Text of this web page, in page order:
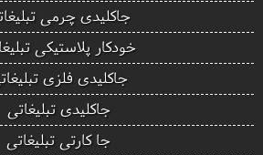
جاکلیدی چرمی
خودکار پلاستیکی
جاکلیدی فلزی
جاکلیدی تبلیغاتی
جا کارتی تبلیغاتی